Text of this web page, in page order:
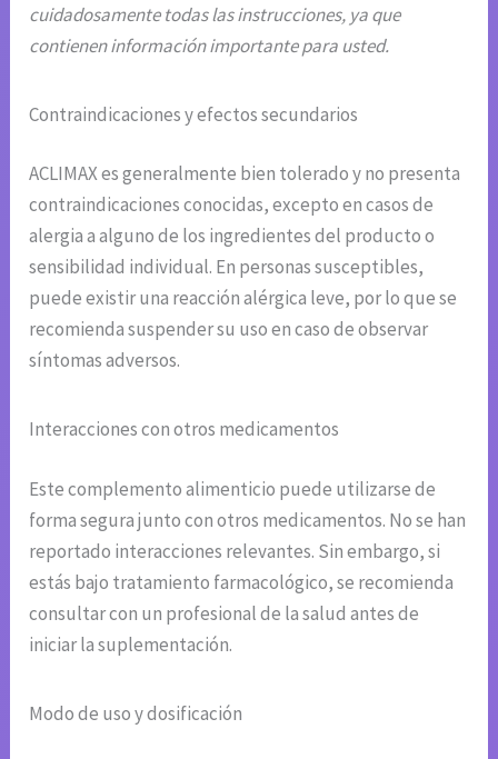
cuidadosamente todas las instrucciones, ya que
contienen información importante para usted.
Contraindicaciones y efectos secundarios
ACLIMAX es generalmente bien tolerado y no presenta
contraindicaciones conocidas, excepto en casos de
alergia a alguno de los ingredientes del producto o
sensibilidad individual. En personas susceptibles,
puede existir una reacción alérgica leve, por lo que se
recomienda suspender su uso en caso de observar
síntomas adversos.
Interacciones con otros medicamentos
Este complemento alimenticio puede utilizarse de
forma segura junto con otros medicamentos. No se han
reportado interacciones relevantes. Sin embargo, si
estás bajo tratamiento farmacológico, se recomienda
consultar con un profesional de la salud antes de
iniciar la suplementación.
Modo de uso y dosificación